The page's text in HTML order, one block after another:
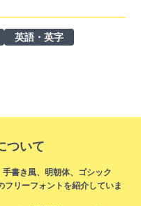
英語・英字
ついて
書き風、明朝体、ゴシック
リーフォントを紹介していま